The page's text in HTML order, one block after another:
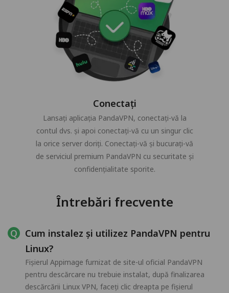
Conectați
Lansați aplicația PandaVPN, conectați-vă la
contul dvs. și apoi conectați-vă cu un singur clic
la orice server doriți. Conectați-vă și bucurați-vă
de serviciul premium PandaVPN cu securitate și
confidențialitate sporite.
Întrebări frecvente
Cum instalez și utilizez PandaVPN pentru
Linux?
Fișierul Appimage furnizat de site-ul oficial PandaVPN
pentru descărcare nu trebuie instalat, după finalizarea
descărcării Linux VPN, faceți clic dreapta pe fișierul